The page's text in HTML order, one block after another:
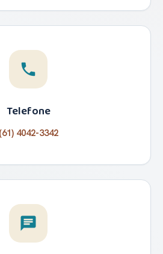
phone
Telefone
(61) 4042-3342
chat